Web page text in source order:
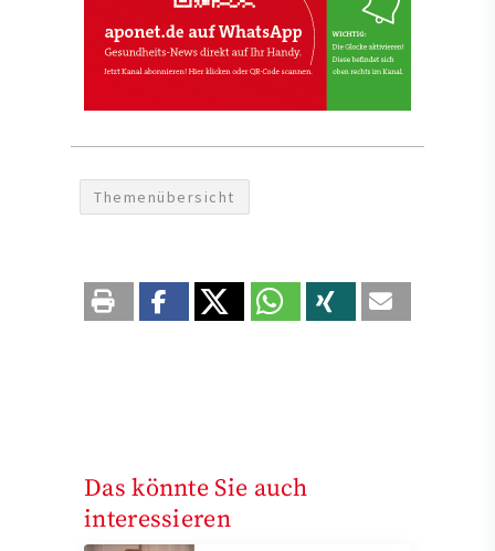
Themenübersicht
Das könnte Sie auch
interessieren